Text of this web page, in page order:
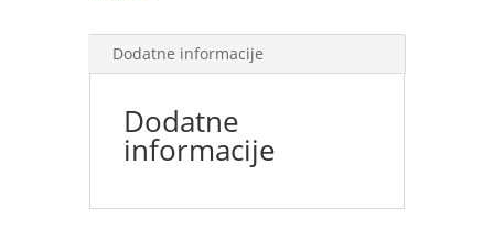
Dodatne informacije
Dodatne
informacije